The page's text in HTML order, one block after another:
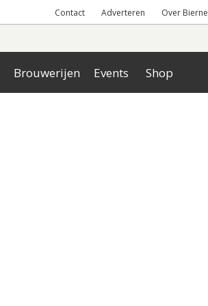
Contact Adverteren Over
Brouwerijen Events Shop